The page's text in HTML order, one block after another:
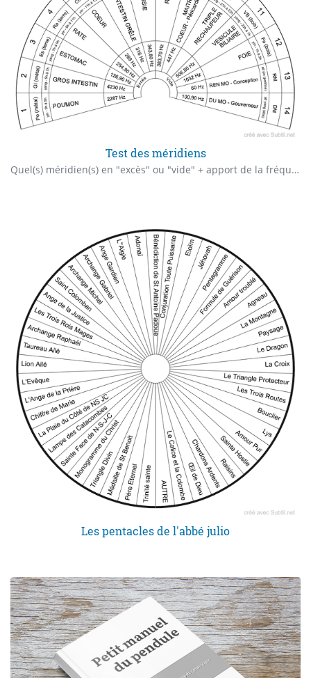
Test des méridiens
Quel(s) méridien(s) en "excès" ou "vide" + apport de la fréquence d'harmonisation
Les pentacles de l'abbé julio